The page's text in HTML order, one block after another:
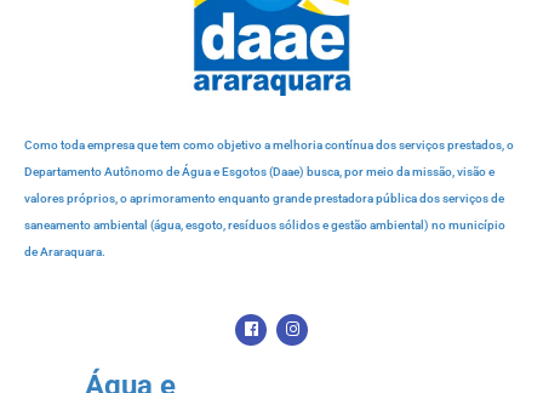
Como toda empresa que tem como objetivo a melhoria contínua dos serviços prestados, o
Departamento Autônomo de Água e Esgotos (Daae) busca, por meio da missão, visão e
valores próprios, o aprimoramento enquanto grande prestadora pública dos serviços de
saneamento ambiental (água, esgoto, resíduos sólidos e gestão ambiental) no município
de Araraquara.
Água e